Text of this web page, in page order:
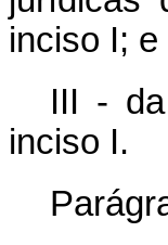
inciso I; e
III -
inciso I.